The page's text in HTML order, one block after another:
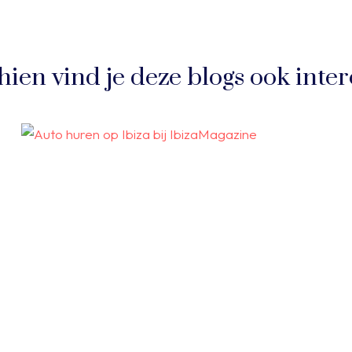
vind je deze blogs ook